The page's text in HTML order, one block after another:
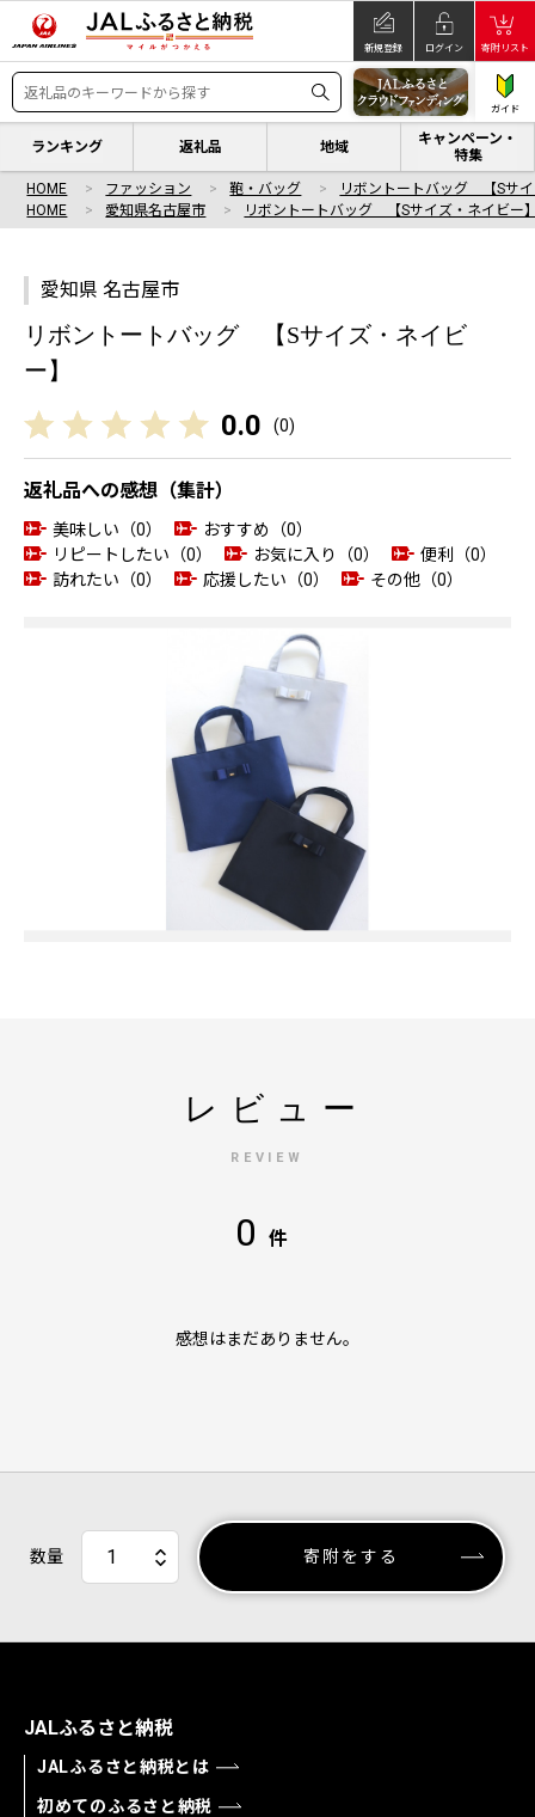
新規登録 ログイン 寄附リスト
ガイド
ランキング 返礼品 地域
キャンペーン・
特集
HOME ファッション 鞄・バッグ
リボントートバッグ 【Sサ
HOME
愛知県名古屋市 リボントートバッグ 【Sサイズ・ネイビー
愛知県 名古屋市
リボントートバッグ 【Sサイズ・ネイビ
ー】
0.0 (0)
返礼品への感想（集計）
美味しい（0）
おすすめ（0）
リピートしたい（0）
お気に入り（0）
便利（0）
訪れたい（0）
応援したい（0） その他（0）
レビュー
REVIEW
0 件
感想はまだありません。
数量 寄附をする
JALふるさと納税
JALふるさと納税とは
初めてのふるさと納税